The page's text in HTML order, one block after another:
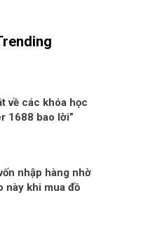
về các khóa học
1688 bao lời”
nhập hàng nhờ
này khi mua đồ